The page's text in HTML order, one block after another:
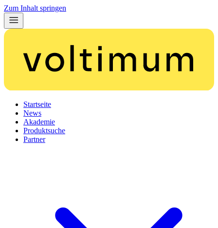
Zum Inhalt springen
Startseite
News
Akademie
Produktsuche
Partner